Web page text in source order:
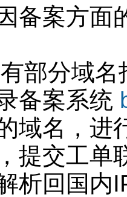
备案方面
部分域
备案系统
域名，进
提交工单
析回国内